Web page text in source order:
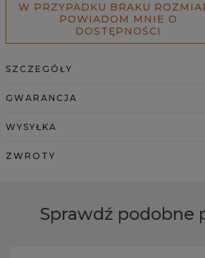
W PRZYPADKU BRAKU
POWIADOM MNIE O
DOSTĘPNOŚCI
SZCZEGÓŁY
GWARANCJA
WYSYŁKA
ZWROTY
Sprawdź podobne